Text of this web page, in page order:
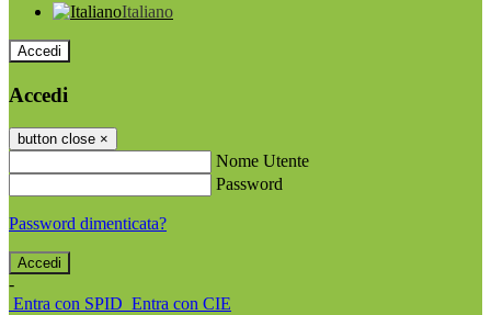
Italiano
Accedi
Accedi
button close ×
Nome Utente
Password
Password dimenticata?
-
Entra con SPID Entra con CIE